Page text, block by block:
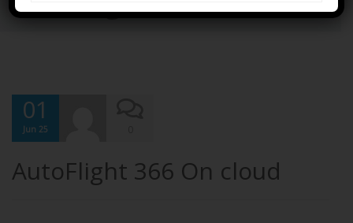
01
Jun 25
AutoFlight 366 On cloud